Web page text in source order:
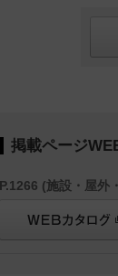
掲載ページ
P.1266 (施設・屋外